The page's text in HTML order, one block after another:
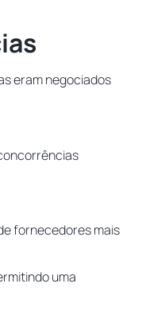
eram negociados
fornecedores mais
uma